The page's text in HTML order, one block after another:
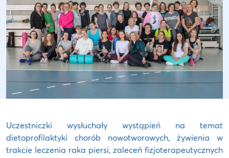
Uczestniczki wysłuchały wystąpień na temat
dietoprofilaktyki chorób nowotworowych, żywienia w
trakcie leczenia raka piersi, zaleceń fizjoterapeutycznych